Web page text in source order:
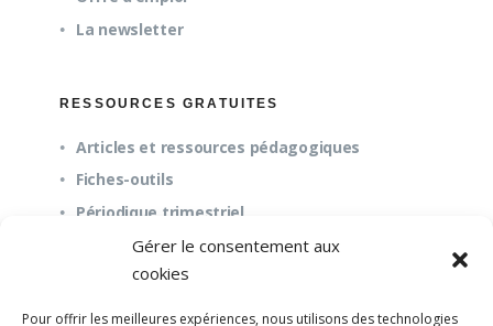
Gérer le consentement aux
cookies
Pour offrir les meilleures expériences, nous utilisons des technologies
La newsletter
RESSOURCES GRATUITES
Articles et ressources pédagogiques
Fiches-outils
Périodique trimestriel